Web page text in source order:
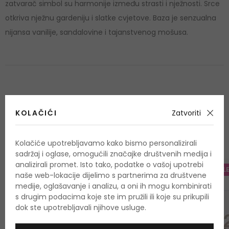
zatvarač simbol su harmonije između strasti i nježnosti. Srce
otkriva nježnu gardeniju i slatke cvjetove. Baza je senzualna
nijansa vanilije, sandalovine i tajanstvenog mošusa.
OSTALI PROIZVODI IZ ASORTIMANA
Carolina Herrera 212
-20%. KOD:
KOLAČIĆI Zatvoriti
Kolačiće upotrebljavamo kako bismo personalizirali
sadržaj i oglase, omogućili značajke društvenih medija i
analizirali promet. Isto tako, podatke o vašoj upotrebi
naše web-lokacije dijelimo s partnerima za društvene
medije, oglašavanje i analizu, a oni ih mogu kombinirati
s drugim podacima koje ste im pružili ili koje su prikupili
dok ste upotrebljavali njihove usluge.